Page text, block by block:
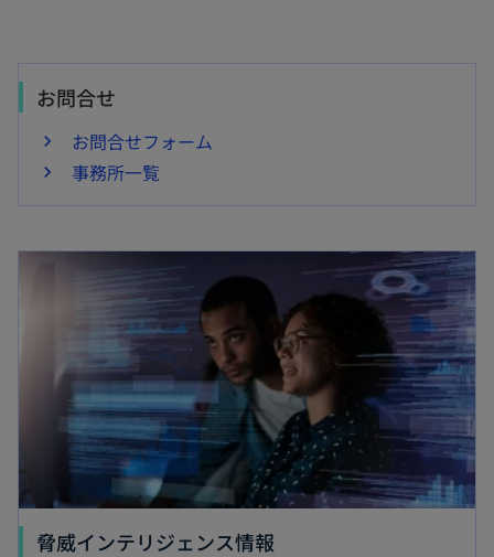
お問合せ
お問合せフォーム
事務所一覧
脅威インテリジェンス情報
新しいタブで開く